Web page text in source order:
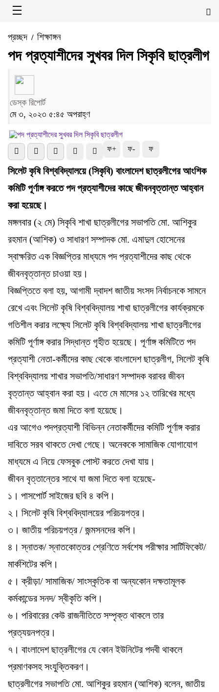
প্রচ্ছদ/ শিক্ষাঙ্গন
পদ প্রত্যাশীদের সুখবর দিল সিকৃবি ছাত্রলীগ
ডেস্ক রিপোর্ট
মে ৩, ২০২৩ ৫:৪৫ অপরাহ্ণ
ফ+ ফ- ফ
সিলেট কৃষি বিশ্ববিদ্যালয়ে (সিকৃবি) বাংলাদেশ ছাত্রলীগের আংশিক
কমিটি পূর্ণাঙ্গ করতে পদ প্রত্যাশীদের কাছে জীবনবৃত্তান্ত আহ্বান
করা হয়েছে।
মঙ্গলবার (২ মে) সিকৃবি শাখা ছাত্রলীগের সভাপতি মো. আশিকুর
রহমান (আশিক) ও সাধারণ সম্পাদক মো. এমাদুল হোসেনের
স্বাক্ষরিত এক বিজ্ঞপ্তির মাধ্যমে পদ প্রত্যাশীদের কাছ থেকে
জীবনবৃত্তান্ত চাওয়া হয়।
বিজ্ঞপ্তিতে বলা হয়, আগামী দ্বাদশ জাতীয় সংসদ নির্বাচনকে সামনে
রেখে এবং সিলেট কৃষি বিশ্ববিদ্যালয় শাখা ছাত্রলীগের কার্যক্রমকে
গতিশীল করার লক্ষ্যে সিলেট কৃষি বিশ্ববিদ্যালয় শাখা ছাত্রলীগের
কমিটি পূর্ণাঙ্গ করার সিদ্ধান্ত গৃহীত হয়েছে। পূর্ণাঙ্গ কমিটিতে পদ
প্রত্যাশী নেতা-কর্মীদের কাছ থেকে বাংলাদেশ ছাত্রলীগ, সিলেট কৃষি
বিশ্ববিদ্যালয় শাখার সভাপতি/সাধারণ সম্পাদক বরাবর জীবন
বৃত্তান্ত আহ্বান করা হয়। এতে মে মাসের ১২ তারিখের মধ্যে
জীবনবৃত্তান্ত জমা দিতে বলা হয়েছে।
এর আগেও পদপ্রত্যাশী বিভিন্ন নেতাকর্মীদের কমিটি পূর্ণাঙ্গ করার
দাবিতে সরব থাকতে দেখা গেছে। অনেককে সামাজিক যোগাযোগ
মাধ্যমে এ নিয়ে ফেসবুক পোস্ট করতে দেখা যায়।
জীবন বৃত্তান্তের সাথে যা জমা দিতে বলা হয়েছে-
১। পাসপোর্ট সাইজের ছবি ৪ কপি।
২। সিলেট কৃষি বিশ্ববিদ্যালয়ের পরিচয়পত্র।
৩। জাতীয় পরিচয়পত্র / জন্মসনদের কপি।
৪। স্নাতক/ স্নাতকোত্তর শ্রেণিতে সর্বশেষ পরীক্ষার সার্টিফিকেট/
মার্কশিটের কপি।
৫। ক্রীড়া/ সামাজিক/ সাংস্কৃতিক বা অন্যকোন দক্ষতামূলক
কর্মকান্ডের সনদ/ স্বীকৃতি কপি।
৬। পরিবারের কেউ রাজনীতিতে সম্পৃক্ত থাকলে তার
প্রত্যয়নপত্র।
৭। বাংলাদেশ ছাত্রলীগের যে কোন ইউনিটের পদবী থাকলে
প্রমাণকসহ সংযুক্তিকরণ।
ছাত্রলীগের সভাপতি মো. আশিকুর রহমান (আশিক) বলেন, জাতীয়